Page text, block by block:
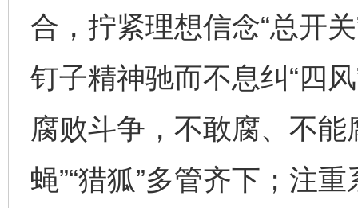
合，拧紧理想信念“总开
钉子精神驰而不息纠“四
腐败斗争，不敢腐、不能
蝇”“猎狐”多管齐下；注